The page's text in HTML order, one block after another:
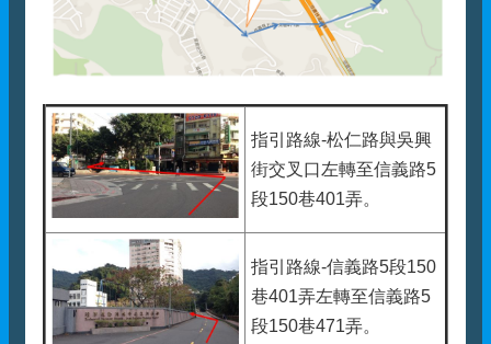
指引路線-松仁路與吳興
街交叉口左轉至信義路5
段150巷401弄。
指引路線-信義路5段150
巷401弄左轉至信義路5
段150巷471弄。